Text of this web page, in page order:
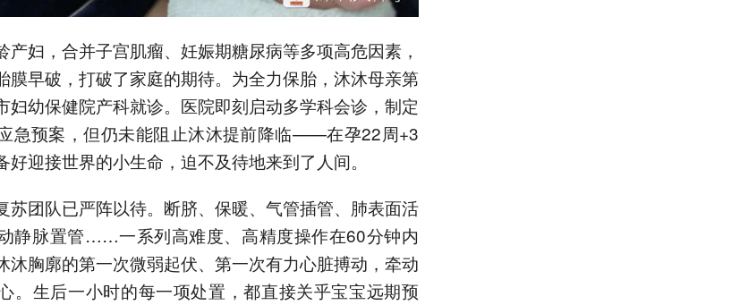
产妇，合并子宫肌瘤、妊娠期糖尿病等多项高危因素，
膜早破，打破了家庭的期待。为全力保胎，沐沐母亲第
妇幼保健院产科就诊。医院即刻启动多学科会诊，制定
急预案，但仍未能阻止沐沐提前降临——在孕22周+3
好迎接世界的小生命，迫不及待地来到了人间。
苏团队已严阵以待。断脐、保暖、气管插管、肺表面活
静脉置管……一系列高难度、高精度操作在60分钟内
沐胸廓的第一次微弱起伏、第一次有力心脏搏动，牵动
。生后一小时的每一项处置，都直接关乎宝宝远期预